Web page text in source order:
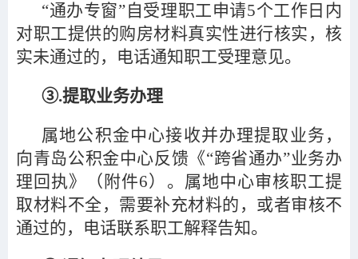
“通办专窗”自受理职工申请5个工作日内
对职工提供的购房材料真实性进行核实，核
实未通过的，电话通知职工受理意见。
③.提取业务办理
属地公积金中心接收并办理提取业务，
向青岛公积金中心反馈《“跨省通办”业务办
理回执》（附件6）。属地中心审核职工提
取材料不全，需要补充材料的，或者审核不
通过的，电话联系职工解释告知。